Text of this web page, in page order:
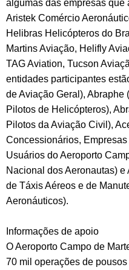
algumas das empresas que
Aristek Comércio
Helibras Helicópteros do
Martins Aviação, Helifly
TAG Aviation, Tucson
entidades participantes
de Aviação Geral),
Pilotos de Helicópteros),
Pilotos da Aviação Civil),
Concessionários,
Usuários do Aeroporto
Nacional dos Aeronautas)
de Táxis Aéreos e de
Aeronáuticos).
Informações de apoio
O Aeroporto Campo de
70 mil operações de